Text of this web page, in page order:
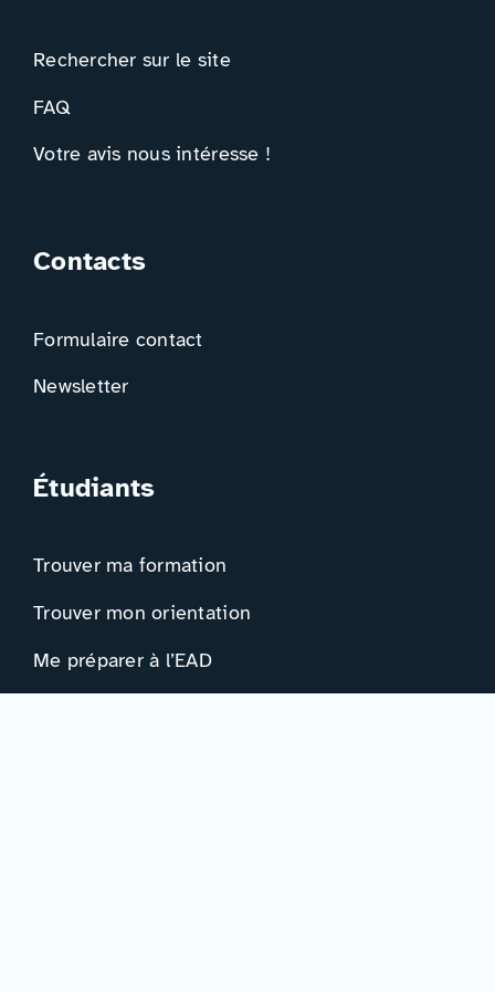
Rechercher sur le site
FAQ
Votre avis nous intéresse !
Contacts
Formulaire contact
Newsletter
Étudiants
Trouver ma formation
Trouver mon orientation
Me préparer à l’EAD